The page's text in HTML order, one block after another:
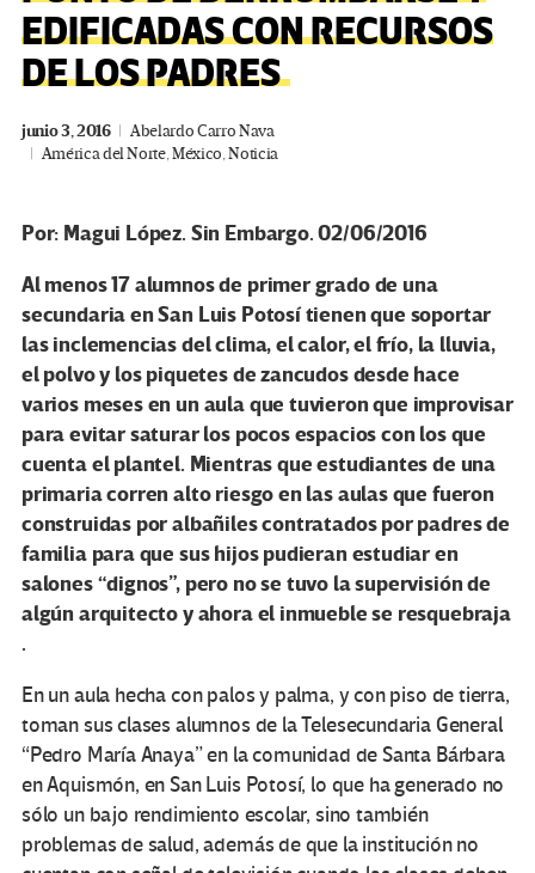
EDIFICADAS CON RECURSOS
DE LOS PADRES
junio 3, 2016
Abelardo Carro Nava
América del Norte,México,Noticia
Por: Magui López. Sin Embargo. 02/06/2016
Al menos 17 alumnos de primer grado de una
secundaria en San Luis Potosí tienen que soportar
las inclemencias del clima, el calor, el frío, la lluvia,
el polvo y los piquetes de zancudos desde hace
varios meses en un aula que tuvieron que improvisar
para evitar saturar los pocos espacios con los que
cuenta el plantel. Mientras que estudiantes de una
primaria corren alto riesgo en las aulas que fueron
construidas por albañiles contratados por padres de
familia para que sus hijos pudieran estudiar en
salones “dignos”, pero no se tuvo la supervisión de
algún arquitecto y ahora el inmueble se resquebraja
.
En un aula hecha con palos y palma, y con piso de tierra,
toman sus clases alumnos de la Telesecundaria General
“Pedro María Anaya” en la comunidad de Santa Bárbara
en Aquismón, en San Luis Potosí, lo que ha generado no
sólo un bajo rendimiento escolar, sino también
problemas de salud, además de que la institución no